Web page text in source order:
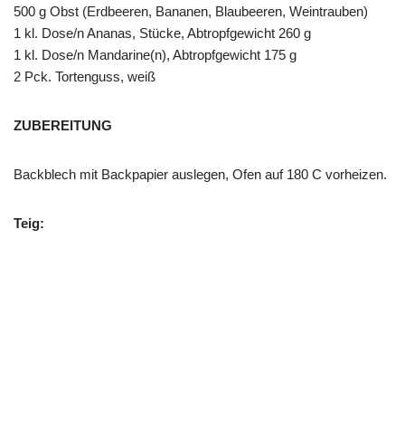
500 g Obst (Erdbeeren, Bananen, Blaubeeren, Weintrauben)
1 kl. Dose/n Ananas, Stücke, Abtropfgewicht 260 g
1 kl. Dose/n Mandarine(n), Abtropfgewicht 175 g
2 Pck. Tortenguss, weiß
ZUBEREITUNG
Backblech mit Backpapier auslegen, Ofen auf 180 C vorheizen.
Teig: